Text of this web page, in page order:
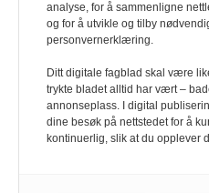
Redaksjonen
analyse, for å sammenligne
og for å utvikle og tilby
personvernerklæring.
Ditt digitale fagblad skal være
trykte bladet alltid har vært –
annonseplass. I digital
dine besøk på nettstedet for å
kontinuerlig, slik at du opplever